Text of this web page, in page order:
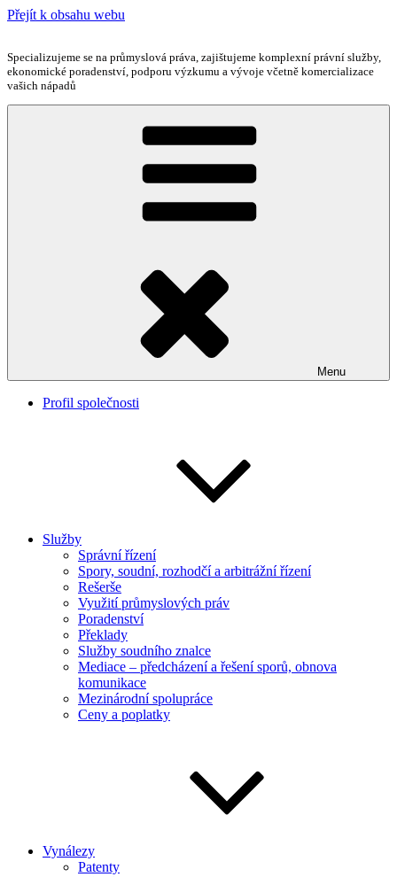
Přejít k obsahu webu
Specializujeme se na průmyslová práva, zajištujeme komplexní právní služby,
ekonomické poradenství, podporu výzkumu a vývoje včetně komercializace
vašich nápadů
Menu
Profil společnosti
Služby
Správní řízení
Spory, soudní, rozhodčí a arbitrážní řízení
Rešerše
Využití průmyslových práv
Poradenství
Překlady
Služby soudního znalce
Mediace – předcházení a řešení sporů, obnova
komunikace
Mezinárodní spolupráce
Ceny a poplatky
Vynálezy
Patenty